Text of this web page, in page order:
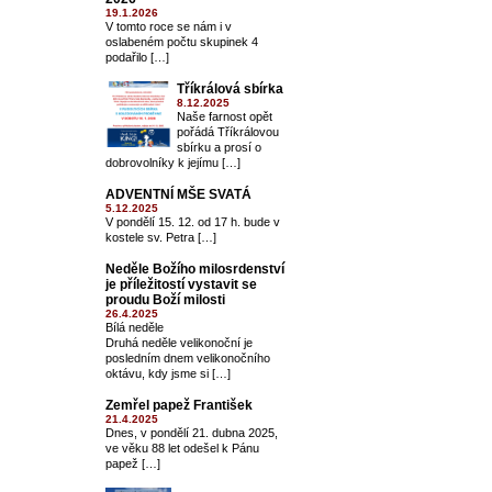
19.1.2026
V tomto roce se nám i v
oslabeném počtu skupinek 4
podařilo […]
Tříkrálová sbírka
8.12.2025
Naše farnost opět
pořádá Tříkrálovou
sbírku a prosí o
dobrovolníky k jejímu […]
ADVENTNÍ MŠE SVATÁ
5.12.2025
V pondělí 15. 12. od 17 h. bude v
kostele sv. Petra […]
Neděle Božího milosrdenství
je příležitostí vystavit se
proudu Boží milosti
26.4.2025
Bílá neděle
Druhá neděle velikonoční je
posledním dnem velikonočního
oktávu, kdy jsme si […]
Zemřel papež František
21.4.2025
Dnes, v pondělí 21. dubna 2025,
ve věku 88 let odešel k Pánu
papež […]